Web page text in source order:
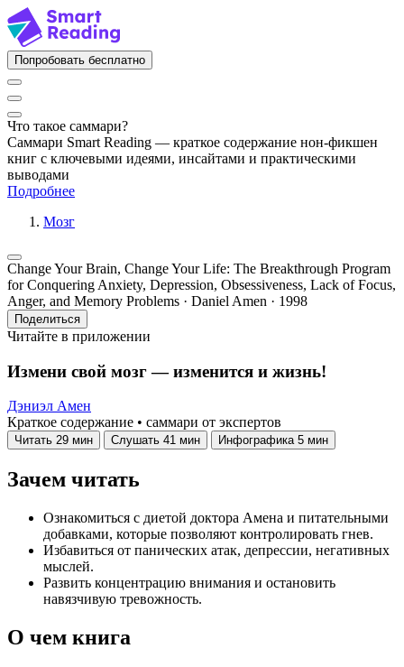
Попробовать бесплатно
Что такое саммари?
Саммари Smart Reading — краткое содержание нон-фикшен
книг с ключевыми идеями, инсайтами и практическими
выводами
Подробнее
Мозг
Change Your Brain, Change Your Life: The Breakthrough Program
for Conquering Anxiety, Depression, Obsessiveness, Lack of Focus,
Anger, and Memory Problems · Daniel Amen · 1998
Поделиться
Читайте в приложении
Измени свой мозг — изменится и жизнь!
Дэниэл Амен
Краткое содержание • саммари от экспертов
Читать 29 мин Слушать 41 мин Инфографика 5 мин
Зачем читать
Ознакомиться с диетой доктора Амена и питательными
добавками, которые позволяют контролировать гнев.
Избавиться от панических атак, депрессии, негативных
мыслей.
Развить концентрацию внимания и остановить
навязчивую тревожность.
О чем книга